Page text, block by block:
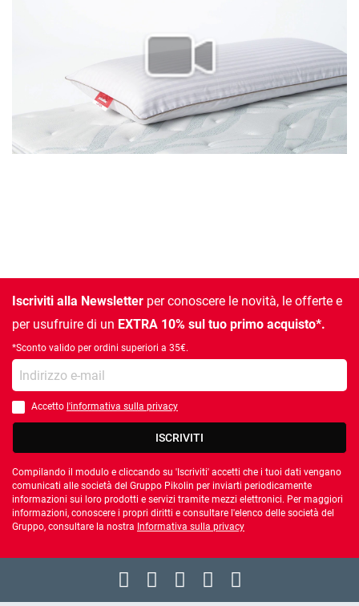
Iscriviti alla Newsletter per conoscere le novità, le offerte e
per usufruire di un EXTRA 10% sul tuo primo acquisto*.
*Sconto valido per ordini superiori a 35€.
la tua e-mail
È necessario accettare l'informativa sulla privacy
Accetto l'informativa sulla privacy
ISCRIVITI
Compilando il modulo e cliccando su 'Iscriviti' accetti che i tuoi dati vengano
comunicati alle società del Gruppo Pikolin per inviarti periodicamente
informazioni sui loro prodotti e servizi tramite mezzi elettronici. Per maggiori
informazioni, conoscere i propri diritti e consultare l'elenco delle società del
Gruppo, consultare la nostra Informativa sulla privacy